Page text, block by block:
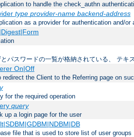
to handle the check_authn
type provider-name backend-address
as a provider for authentication and/or
パスワードの一覧が格納されている、 テキ
On|Off
redirect the Client to the Referring page on
for the required operation
query
up a login page for the user
file that is used to store list of user groups